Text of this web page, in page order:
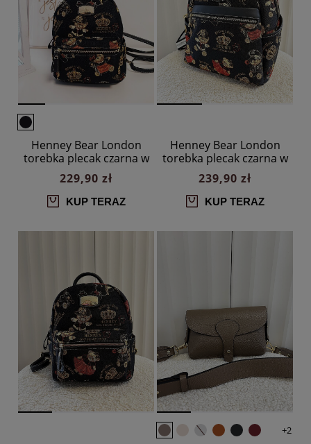
Henney Bear London
torebka plecak czarna w
misie
229,90 zł
KUP TERAZ
Henney Bear London
torebka plecak czarna w
misie
239,90 zł
KUP TERAZ
+2